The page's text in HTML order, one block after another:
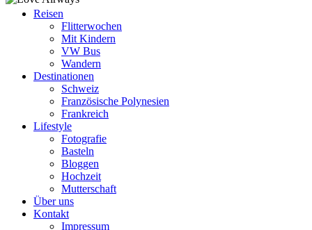
Close
Reisen
Flitterwochen
Mit Kindern
VW Bus
Wandern
Destinationen
Schweiz
Französische Polynesien
Frankreich
Lifestyle
Fotografie
Basteln
Bloggen
Hochzeit
Mutterschaft
Über uns
Kontakt
Impressum